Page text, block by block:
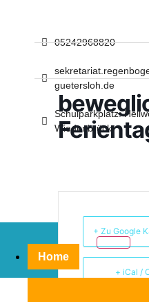
05242968820
guetersloh.de
Schulparkplatz:
Wiedenbrück
Home
+ Zu Google
+ iCal /